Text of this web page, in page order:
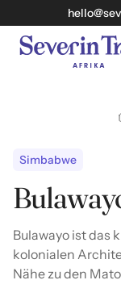
Simbabwe
Bulawayo ist das
kolonialen
Nähe zu den